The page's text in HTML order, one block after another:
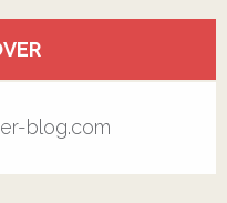
blog.com